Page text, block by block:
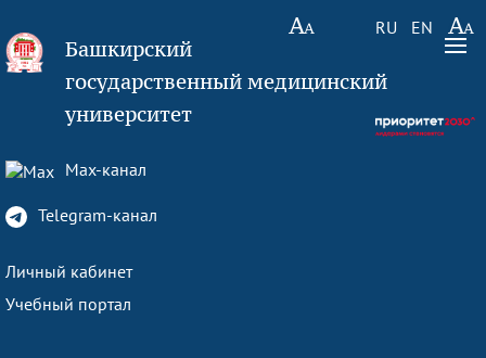
RU EN
Башкирский
государственный медицинский
университет
Max-канал
Telegram-канал
Личный кабинет
Учебный портал